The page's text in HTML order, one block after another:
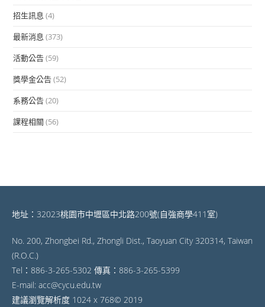
招生訊息 (4)
最新消息 (373)
活動公告(59)
獎學金公告(52)
系務公告(20)
課程相關 (56)
地址：32023桃園市中壢區中北路200號(自強商學411室)
No. 200, Zhongbei Rd., Zhongli Dist., Taoyuan City 320314, Taiwan
(R.O.C.)
Tel：886-3-265-5302 傳真：886-3-265-5399
E-mail: acc@cycu.edu.tw
建議瀏覽解析度 1024 x 768© 2019